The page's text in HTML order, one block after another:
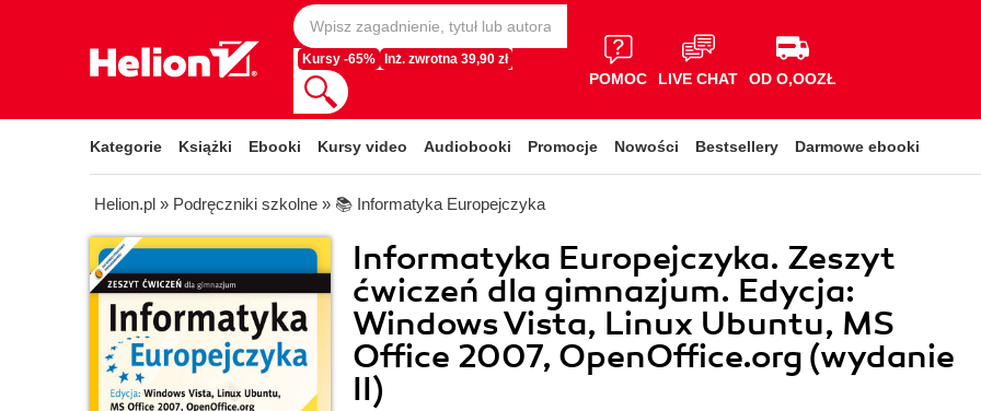
Kursy -65% Inż. zwrotna 39,90 zł
POMOC LIVE CHAT OD O,OOZŁ
Kategorie Książki Ebooki Kursy video Audiobooki Promocje Nowości Bestsellery Darmowe ebooki
Helion.pl » Podręczniki szkolne » 📚 Informatyka Europejczyka
Informatyka Europejczyka. Zeszyt
ćwiczeń dla gimnazjum. Edycja:
Windows Vista, Linux Ubuntu, MS
Office 2007, OpenOffice.org (wydanie
II)